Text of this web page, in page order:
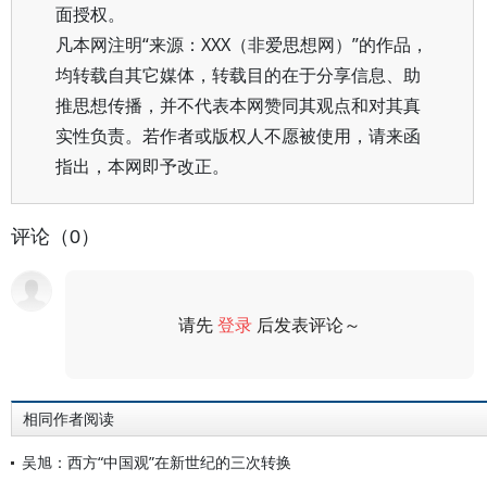
面授权。
凡本网注明“来源：XXX（非爱思想网）”的作品，
均转载自其它媒体，转载目的在于分享信息、助
推思想传播，并不代表本网赞同其观点和对其真
实性负责。若作者或版权人不愿被使用，请来函
指出，本网即予改正。
评论（0）
请先登录 后发表评论～
相同作者阅读
吴旭：西方“中国观”在新世纪的三次转换